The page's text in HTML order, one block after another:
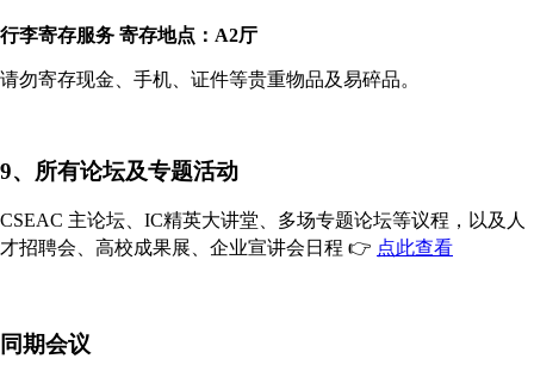
行李寄存服务 寄存地点：A2厅
请勿寄存现金、手机、证件等贵重物品及易碎品。
9、所有论坛及专题活动
CSEAC 主论坛、IC精英大讲堂、多场专题论坛等议程，以及人
才招聘会、高校成果展、企业宣讲会日程 👉 点此查看
同期会议